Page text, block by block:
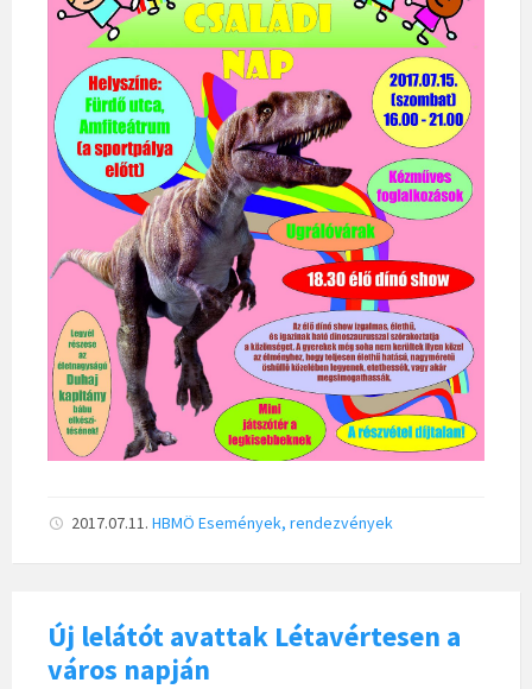
2017.07.11. HBMÖ Események, rendezvények
Új lelátót avattak Létavértesen a
város napján